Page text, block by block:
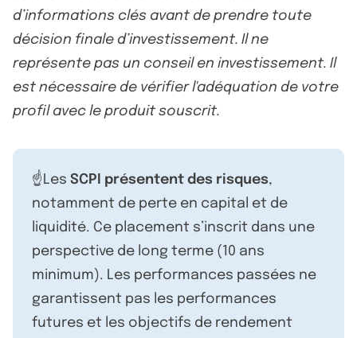
d’informations clés avant de prendre toute
décision finale d’investissement. Il ne
représente pas un conseil en investissement. Il
est nécessaire de vérifier l'adéquation de votre
profil avec le produit souscrit.
☝️Les SCPI présentent des risques,
notamment de perte en capital et de
liquidité. Ce placement s’inscrit dans une
perspective de long terme (10 ans
minimum). Les performances passées ne
garantissent pas les performances
futures et les objectifs de rendement